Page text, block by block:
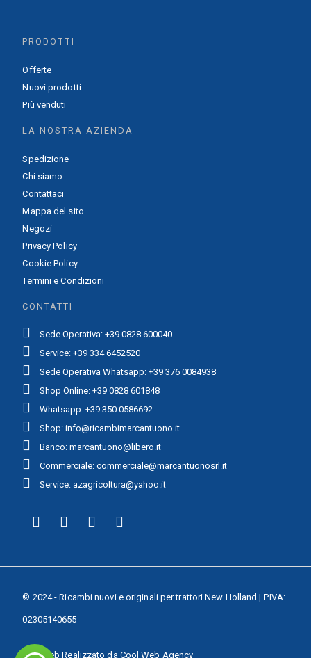
PRODOTTI
Offerte
Nuovi prodotti
Più venduti
LA NOSTRA AZIENDA
Spedizione
Chi siamo
Contattaci
Mappa del sito
Negozi
Privacy Policy
Cookie Policy
Termini e Condizioni
CONTATTI
Sede Operativa: +39 0828 600040
Service: +39 334 6452520
Sede Operativa Whatsapp: +39 376 0084938
Shop Online: +39 0828 601848
Whatsapp: +39 350 0586692
Shop: info@ricambimarcantuono.it
Banco: marcantuono@libero.it
Commerciale: commerciale@marcantuonosrl.it
Service: azagricoltura@yahoo.it
© 2024 - Ricambi nuovi e originali per trattori New Holland | P.IVA:
02305140655
Sito Web Realizzato da Cool Web Agency